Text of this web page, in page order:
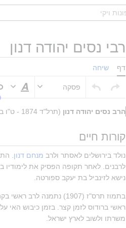
רבי נסים יהודה דנון
דף שיחה
פסקה
סגנוּן
טקסט
הרב נסים יהודה דנון (תרל"ד 1874 - ט"ו בשבט תר"ץ 1930) היה הראשון לציון והחכם באשי האחרון בתקופה העות'מאנית.
קורות חיים
נולד בירושלים לאסתר ולרב מנחם דנון
נישא לזינביל בת יעקב ספורטה.
בתמוז תרס"ז (1907) נתמנה לרב ראשי בקהילת ביירות. בתפקיד זו כיהן עד להדחתו בחודש סיוון ה'תר"ע (1910)
משרתו ולשוב לארץ ישראל.